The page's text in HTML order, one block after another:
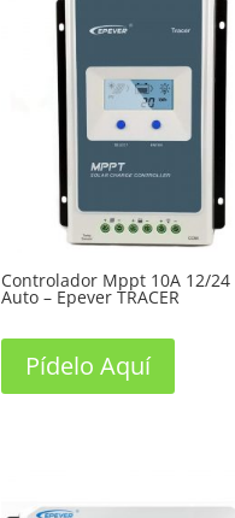
Controlador Mppt 10A 12/24
Auto – Epever TRACER
Pídelo Aquí